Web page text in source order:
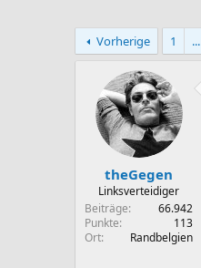
t
e
e
l
t
a
m
Vorherige 1 ...
theGegen
Linksverteidiger
Beiträge
66.942
Punkte
113
Ort
Randbelgien